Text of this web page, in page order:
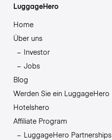
LuggageHero
Home
Über uns
Investor
Jobs
Blog
Werden Sie ein LuggageHero
Hotelshero
Affiliate Program
LuggageHero Partnerships